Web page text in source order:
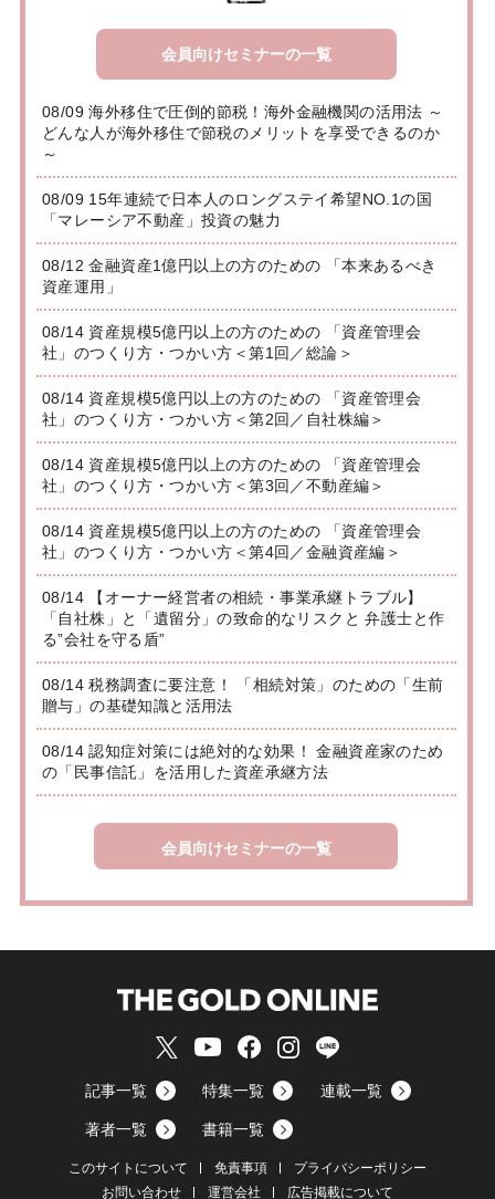
会員向けセミナーの一覧
08/09 海外移住で圧倒的節税！海外金融機関の活用法 ～
どんな人が海外移住で節税のメリットを享受できるのか
～
08/09 15年連続で日本人のロングステイ希望NO.1の国
「マレーシア不動産」投資の魅力
08/12 金融資産1億円以上の方のための 「本来あるべき
資産運用」
08/14 資産規模5億円以上の方のための 「資産管理会
社」のつくり方・つかい方＜第1回／総論＞
08/14 資産規模5億円以上の方のための 「資産管理会
社」のつくり方・つかい方＜第2回／自社株編＞
08/14 資産規模5億円以上の方のための 「資産管理会
社」のつくり方・つかい方＜第3回／不動産編＞
08/14 資産規模5億円以上の方のための 「資産管理会
社」のつくり方・つかい方＜第4回／金融資産編＞
08/14 【オーナー経営者の相続・事業承継トラブル】
「自社株」と「遺留分」の致命的なリスクと 弁護士と作
る”会社を守る盾”
08/14 税務調査に要注意！ 「相続対策」のための「生前
贈与」の基礎知識と活用法
08/14 認知症対策には絶対的な効果！ 金融資産家のため
の「民事信託」を活用した資産承継方法
会員向けセミナーの一覧
記事一覧 特集一覧 連載一覧
著者一覧 書籍一覧
このサイトについて 免責事項
プライバシーポリシー
お問い合わせ
運営会社 広告掲載について